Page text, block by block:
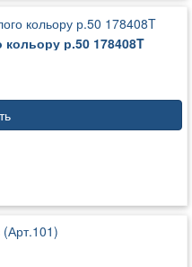
кольору р.50 178408T